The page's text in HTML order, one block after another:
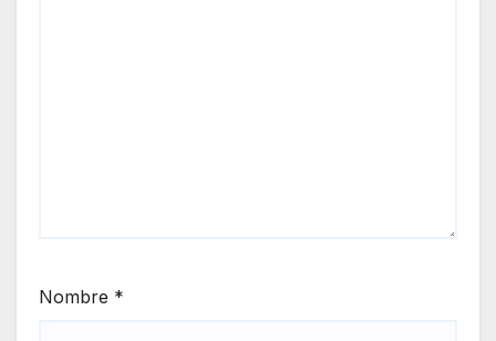
Nombre *